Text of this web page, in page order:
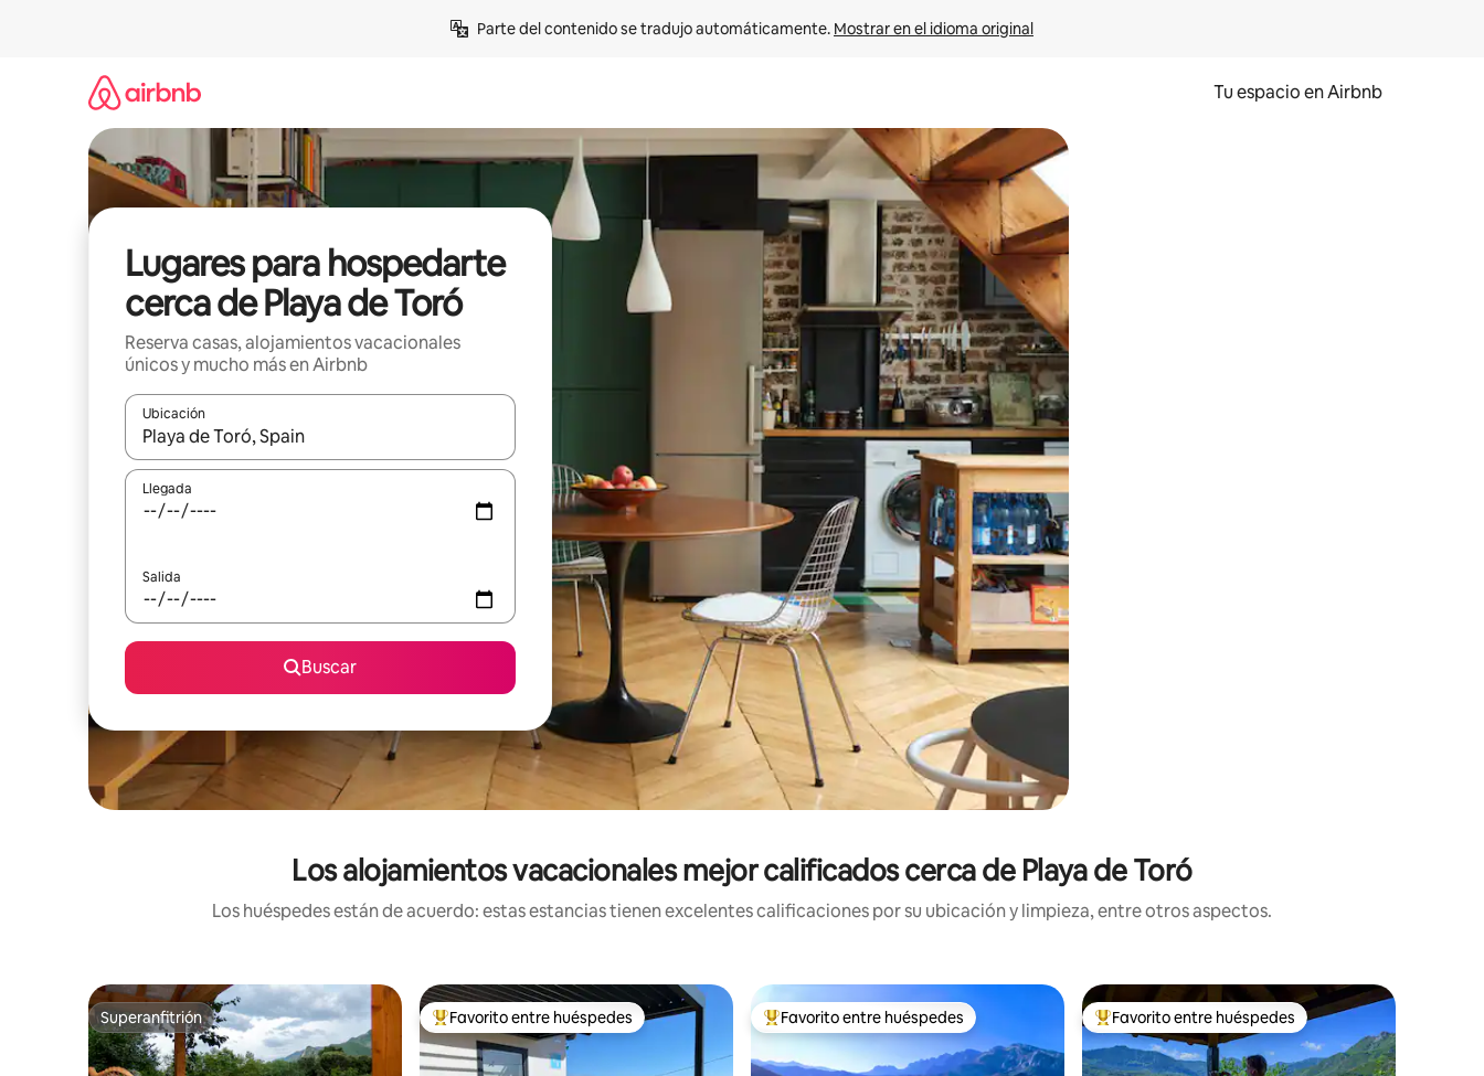
Parte del contenido se tradujo automáticamente. Mostrar en el idioma original
Tu espacio en Airbnb
Lugares para hospedarte
cerca de Playa de Toró
Reserva casas, alojamientos vacacionales
únicos y mucho más en Airbnb
Ubicación
Cuando los resultados estén disponibles, podrás navegar usando las teclas de las flechas hacia arriba y hacia abajo, o bien tocando y deslizando la pantalla.
Llegada
Salida
Buscar
Los alojamientos vacacionales mejor calificados cerca de Playa de Toró
Los huéspedes están de acuerdo: estas estancias tienen excelentes calificaciones por su ubicación y limpieza, entre otros aspectos.
Superanfitrión
Superanfitrión De los mejores en Favorito entre huéspedes
Favorito entre huéspedes De los mejores en Favorito entre huéspedes
Favorito entre huéspedes De los mejores en Favorito entre huéspedes
Favorito entre huéspedes